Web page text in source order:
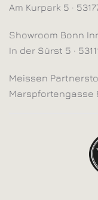
Am Kurpark 5 ·
Showroom Bonn
In der Sürst 5 ·
Meissen
Marspfortengasse